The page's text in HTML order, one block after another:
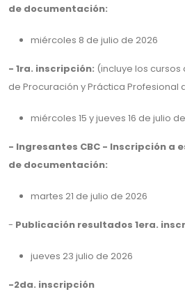
de documentación:
miércoles 8 de julio de 2026
- 1ra. inscripción: (incluye los
de Procuración y Práctica Profesional
miércoles 15 y jueves 16 de julio
- Ingresantes CBC - Inscripción a
de documentación:
martes 21 de julio de 2026
- Publicación resultados 1era.
jueves 23 julio de 2026
-2da. inscripción